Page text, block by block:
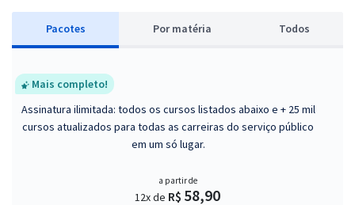
Pacotes Por matéria Todos
Mais completo!
Assinatura ilimitada: todos os cursos listados abaixo e + 25 mil
cursos atualizados para todas as carreiras do serviço público
em um só lugar.
a partir de
12x de R$ 58,90